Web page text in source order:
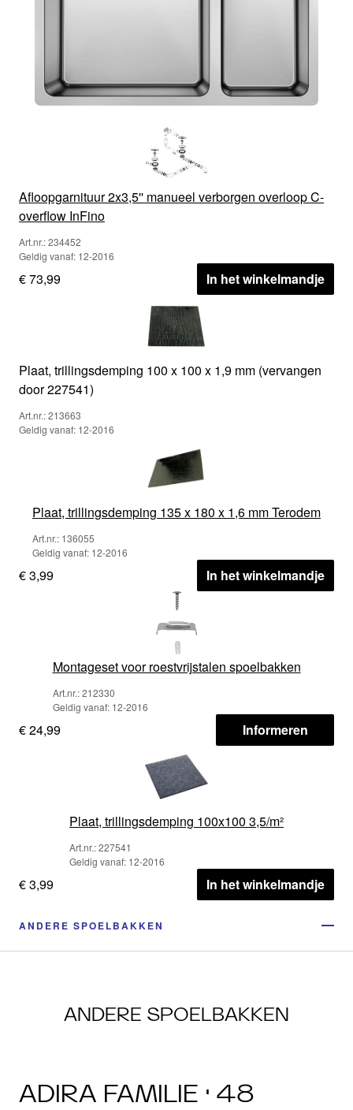
Afloopgarnituur 2x3,5'' manueel verborgen overloop C-
overflow InFino
Art.nr.: 234452
Geldig vanaf: 12-2016
€ 73,99 In het winkelmandje
Plaat, trillingsdemping 100 x 100 x 1,9 mm (vervangen
door 227541)
Art.nr.: 213663
Geldig vanaf: 12-2016
Plaat, trillingsdemping 135 x 180 x 1,6 mm Terodem
Art.nr.: 136055
Geldig vanaf: 12-2016
€ 3,99 In het winkelmandje
Montageset voor roestvrijstalen spoelbakken
Art.nr.: 212330
Geldig vanaf: 12-2016
€ 24,99 Informeren
Plaat, trillingsdemping 100x100 3,5/m²
Art.nr.: 227541
Geldig vanaf: 12-2016
€ 3,99 In het winkelmandje
ANDERE SPOELBAKKEN
ANDERE SPOELBAKKEN
ADIRA FAMILIE · 48